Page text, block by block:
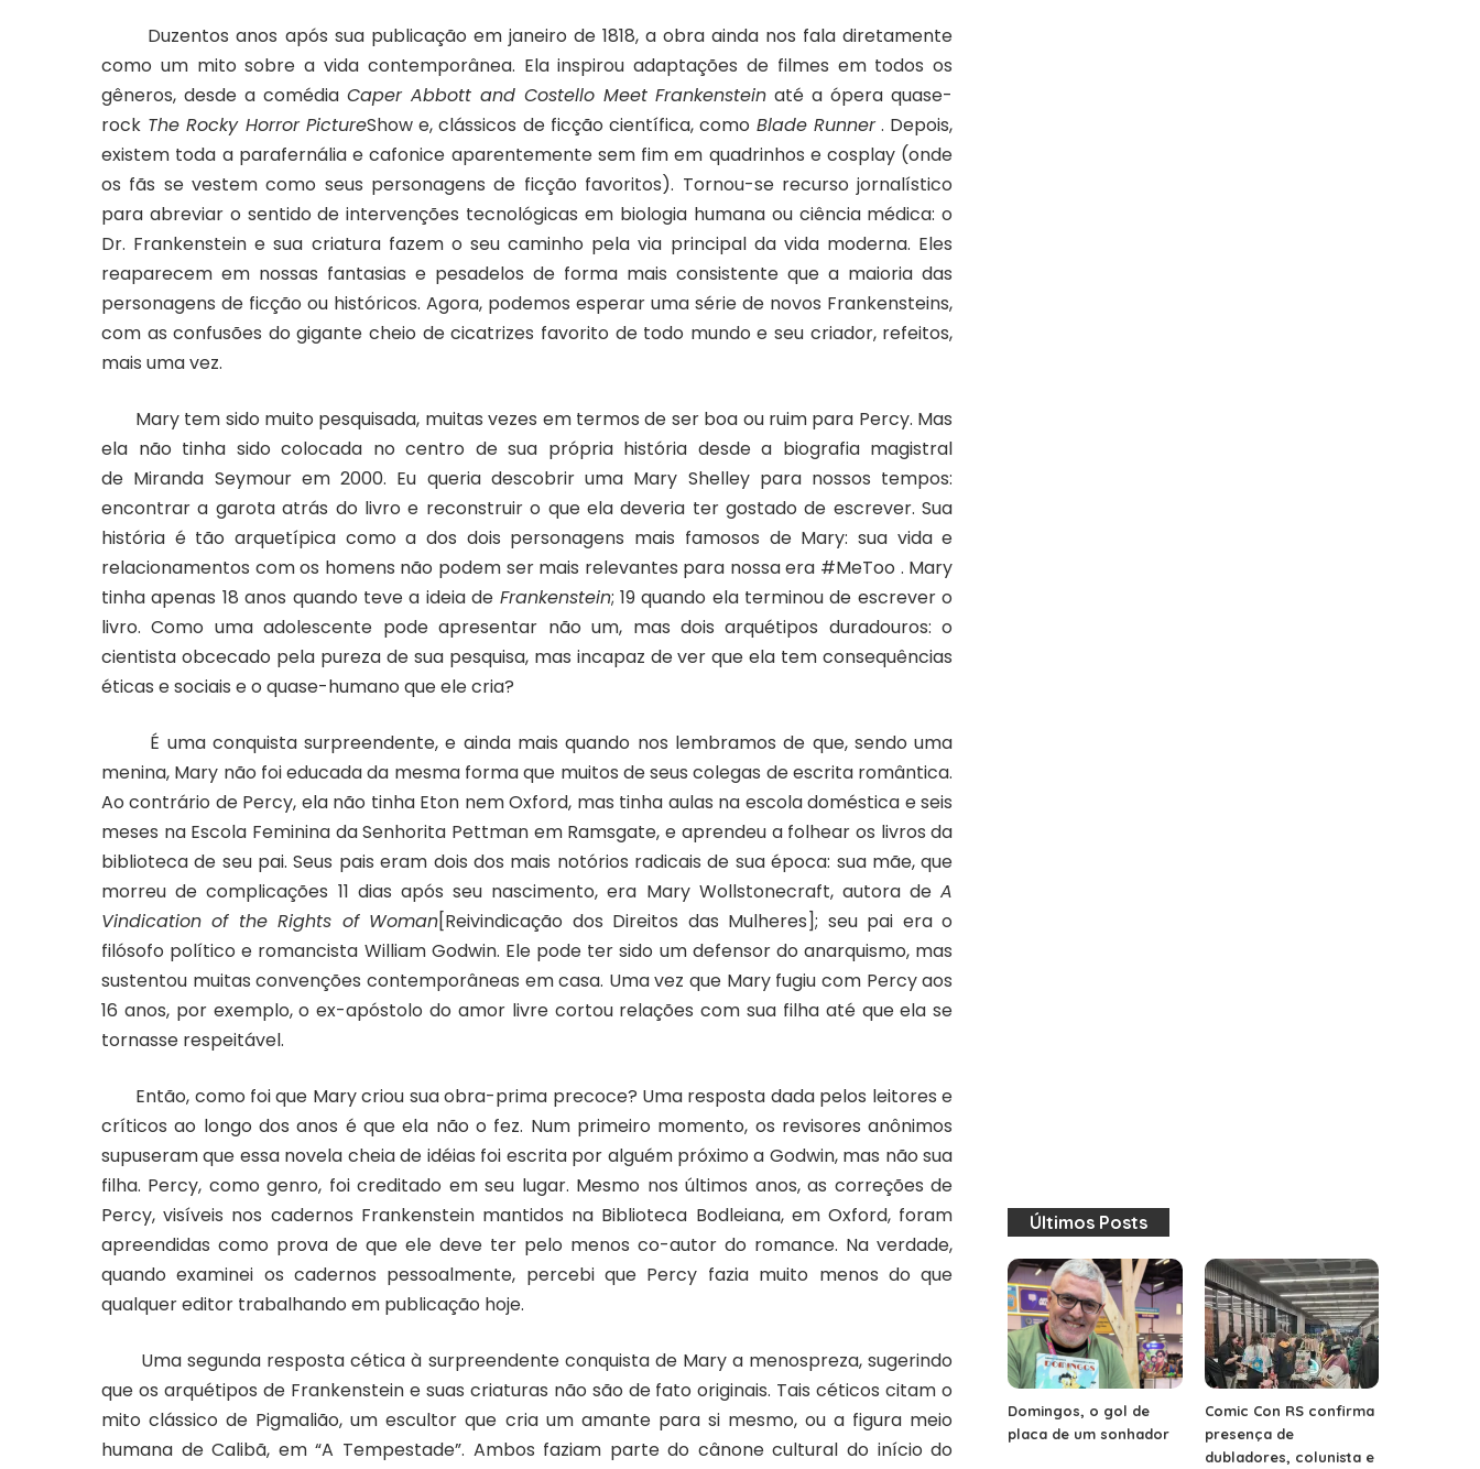
Duzentos anos após sua publicação em janeiro de 1818, a obra ainda nos fala diretamente
como um mito sobre a vida contemporânea. Ela inspirou adaptações de filmes em todos os
gêneros, desde a comédia Caper Abbott and Costello Meet Frankenstein até a ópera quase-
rock The Rocky Horror PictureShowe, clássicos de ficção científica, como Blade Runner. Depois,
existem toda a parafernália e cafonice aparentemente sem fim em quadrinhos e cosplay (onde
os fãs se vestem como seus personagens de ficção favoritos). Tornou-se recurso jornalístico
para abreviar o sentido de intervenções tecnológicas em biologia humana ou ciência médica: o
Dr. Frankenstein e sua criatura fazem o seu caminho pela via principal da vida moderna. Eles
reaparecem em nossas fantasias e pesadelos de forma mais consistente que a maioria das
personagens de ficção ou históricos. Agora, podemos esperar uma série de novos Frankensteins,
com as confusões do gigante cheio de cicatrizes favorito de todo mundo e seu criador, refeitos,
mais uma vez.
Mary tem sido muito pesquisada, muitas vezes em termos de ser boa ou ruim para Percy. Mas
ela não tinha sido colocada no centro de sua própria história desde a biografia magistral
de Miranda Seymour em 2000. Eu queria descobrir uma Mary Shelley para nossos tempos:
encontrar a garota atrás do livro e reconstruir o que ela deveria ter gostado de escrever. Sua
história é tão arquetípica como a dos dois personagens mais famosos de Mary: sua vida e
relacionamentos com os homens não podem ser mais relevantes para nossa era #MeToo . Mary
tinha apenas 18 anos quando teve a ideia de Frankenstein; 19 quando ela terminou de escrever o
livro. Como uma adolescente pode apresentar não um, mas dois arquétipos duradouros: o
cientista obcecado pela pureza de sua pesquisa, mas incapaz de ver que ela tem consequências
éticas e sociais e o quase-humano que ele cria?
É uma conquista surpreendente, e ainda mais quando nos lembramos de que, sendo uma
menina, Mary não foi educada da mesma forma que muitos de seus colegas de escrita romântica.
Ao contrário de Percy, ela não tinha Eton nem Oxford, mas tinha aulas na escola doméstica e seis
meses na Escola Feminina da Senhorita Pettman em Ramsgate, e aprendeu a folhear os livros da
biblioteca de seu pai. Seus pais eram dois dos mais notórios radicais de sua época: sua mãe, que
morreu de complicações 11 dias após seu nascimento, era Mary Wollstonecraft, autora deA
Vindication of the Rights of Woman[Reivindicação dos Direitos das Mulheres]; seu pai era o
filósofo político e romancista William Godwin. Ele pode ter sido um defensor do anarquismo, mas
sustentou muitas convenções contemporâneas em casa. Uma vez que Mary fugiu com Percy aos
16 anos, por exemplo, o ex-apóstolo do amor livre cortou relações com sua filha até que ela se
tornasse respeitável.
Então, como foi que Mary criou sua obra-prima precoce? Uma resposta dada pelos leitores e
críticos ao longo dos anos é que ela não o fez. Num primeiro momento, os revisores anônimos
supuseram que essa novela cheia de idéias foi escrita por alguém próximo a Godwin, mas não sua
filha. Percy, como genro, foi creditado em seu lugar. Mesmo nos últimos anos, as correções de
Percy, visíveis nos cadernos Frankenstein mantidos na Biblioteca Bodleiana, em Oxford, foram
apreendidas como prova de que ele deve ter pelo menos co-autor do romance. Na verdade,
quando examinei os cadernos pessoalmente, percebi que Percy fazia muito menos do que
qualquer editor trabalhando em publicação hoje.
Uma segunda resposta cética à surpreendente conquista de Mary a menospreza, sugerindo
que os arquétipos de Frankenstein e suas criaturas não são de fato originais. Tais céticos citam o
mito clássico de Pigmalião, um escultor que cria um amante para si mesmo, ou a figura meio
humana de Calibã, em “A Tempestade”. Ambos faziam parte do cânone cultural do início do
Últimos Posts
Domingos, o gol de
placa de um sonhador
Comic Con RS confirma
presença de
dubladores, colunista e